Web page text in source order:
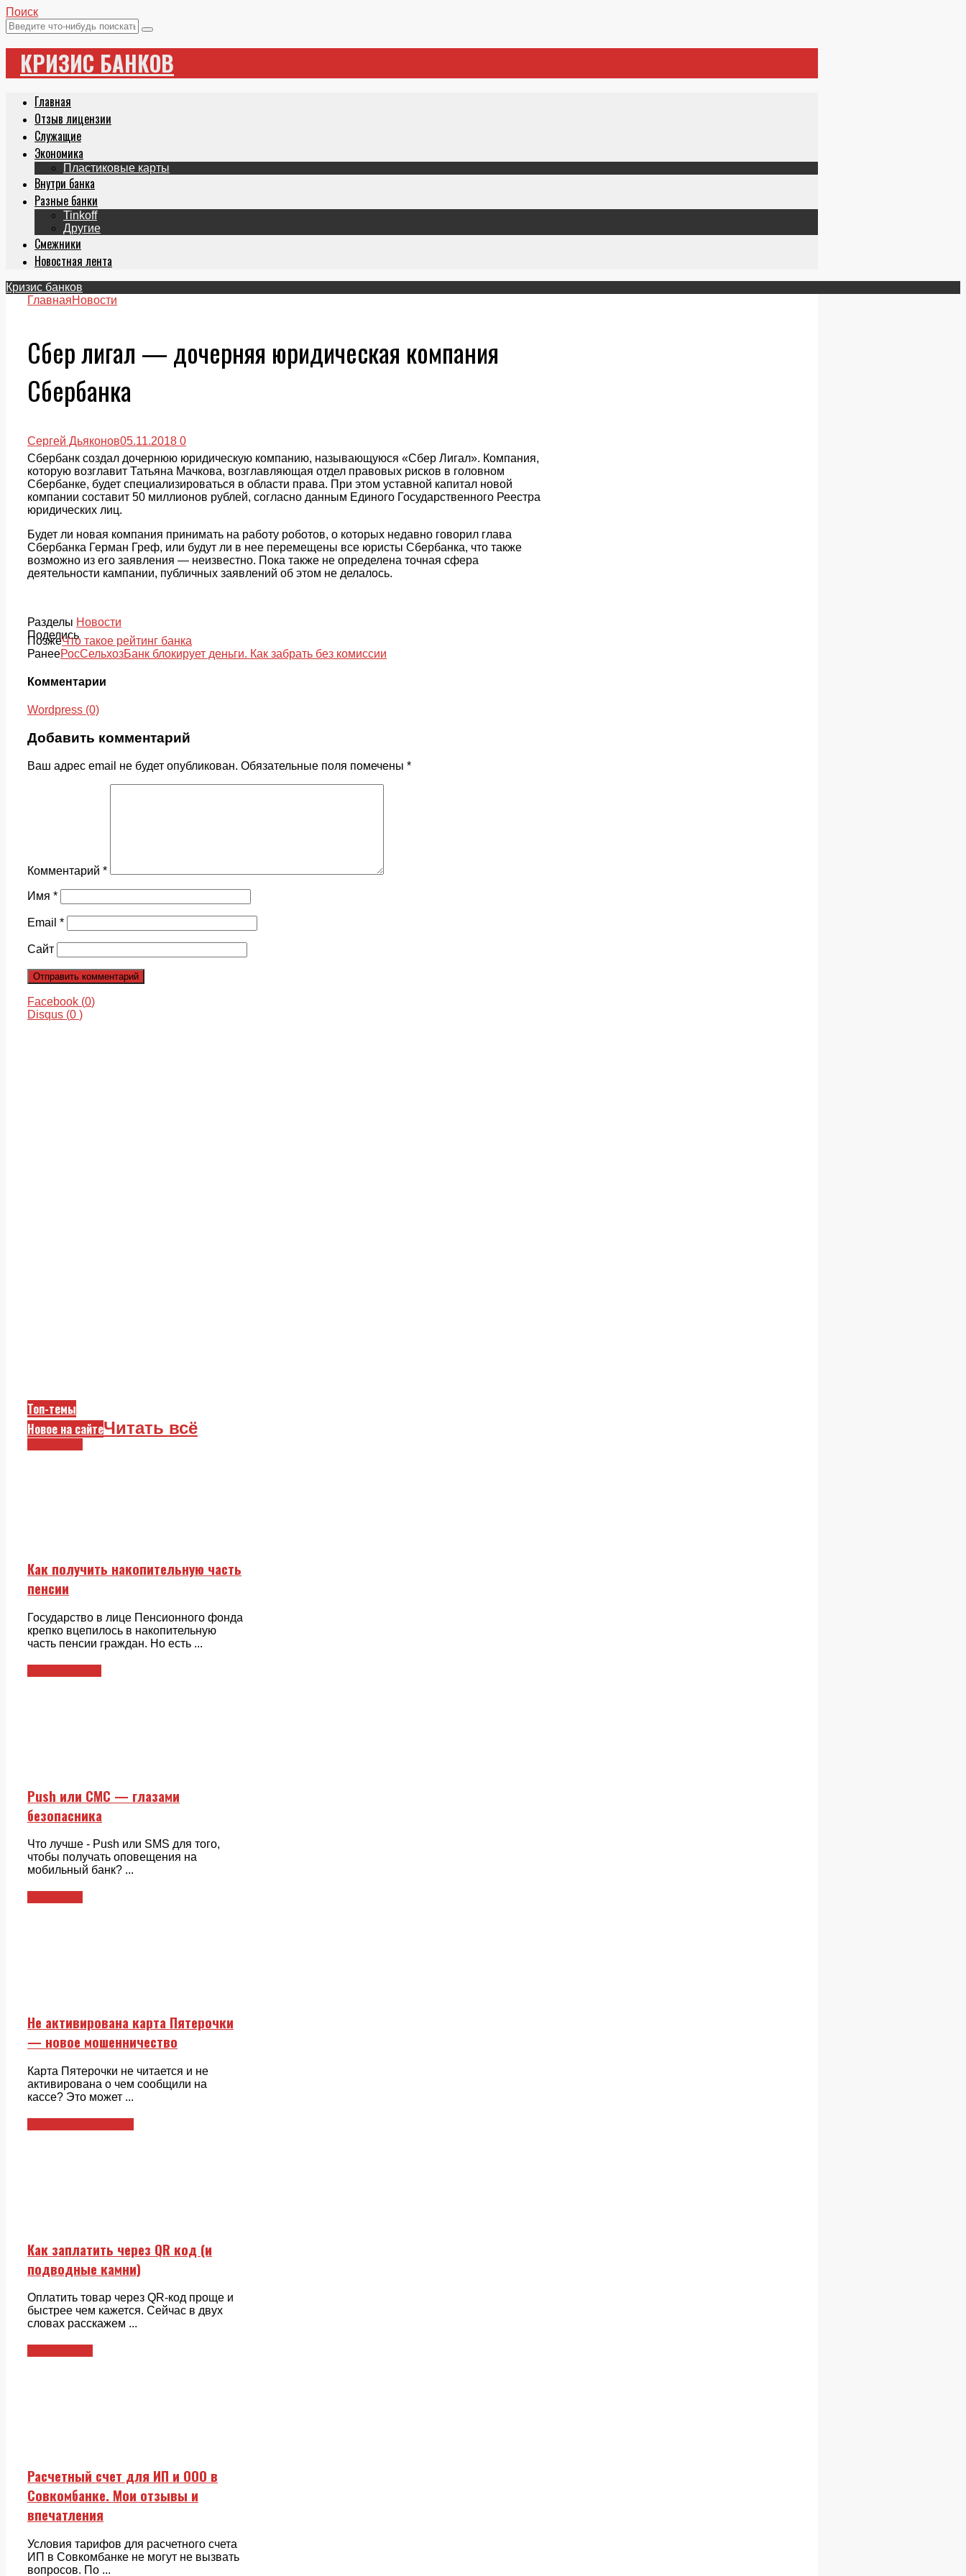
Поиск
КРИЗИС БАНКОВ
Главная
Отзыв лицензии
Служащие
Экономика
Пластиковые карты
Внутри банка
Разные банки
Tinkoff
Другие
Смежники
Новостная лента
Кризис банков
ГлавнаяНовости
Сбер лигал — дочерняя юридическая компания
Сбербанка
Сергей Дьяконов05.11.2018 0
Сбербанк создал дочернюю юридическую компанию, называющуюся «Сбер Лигал». Компания,
которую возглавит Татьяна Мачкова, возглавляющая отдел правовых рисков в головном
Сбербанке, будет специализироваться в области права. При этом уставной капитал новой
компании составит 50 миллионов рублей, согласно данным Единого Государственного Реестра
юридических лиц.
Будет ли новая компания принимать на работу роботов, о которых недавно говорил глава
Сбербанка Герман Греф, или будут ли в нее перемещены все юристы Сбербанка, что также
возможно из его заявления — неизвестно. Пока также не определена точная сфера
деятельности кампании, публичных заявлений об этом не делалось.
Разделы Новости
Поделись
ПозжеЧто такое рейтинг банка
РанееРосСельхозБанк блокирует деньги. Как забрать без комиссии
Комментарии
Wordpress (0)
Добавить комментарий
Ваш адрес email не будет опубликован. Обязательные поля помечены *
Комментарий *
Имя *
Email *
Сайт
Facebook (0)
Disqus (0 )
Топ-темы
Новое на сайтеЧитать всё
Как получить накопительную часть
пенсии
Государство в лице Пенсионного фонда
крепко вцепилось в накопительную
часть пенсии граждан. Но есть ...
Push или СМС — глазами
безопасника
Что лучше - Push или SMS для того,
чтобы получать оповещения на
мобильный банк? ...
Не активирована карта Пятерочки
— новое мошенничество
Карта Пятерочки не читается и не
активирована о чем сообщили на
кассе? Это может ...
Как заплатить через QR код (и
подводные камни)
Оплатить товар через QR-код проще и
быстрее чем кажется. Сейчас в двух
словах расскажем ...
Расчетный счет для ИП и ООО в
Совкомбанке. Мои отзывы и
впечатления
Условия тарифов для расчетного счета
ИП в Совкомбанке не могут не вызвать
вопросов. По ...